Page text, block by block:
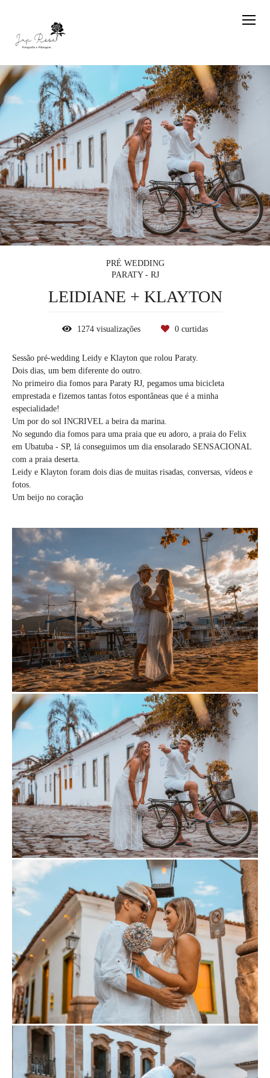
PRÉ WEDDING
PARATY - RJ
LEIDIANE + KLAYTON
1274 visualizações 0 curtidas
Sessão pré-wedding Leidy e Klayton que rolou Paraty.
Dois dias, um bem diferente do outro.
No primeiro dia fomos para Paraty RJ, pegamos uma bicicleta
emprestada e fizemos tantas fotos espontâneas que é a minha
especialidade!
Um por do sol INCRIVEL a beira da marina.
No segundo dia fomos para uma praia que eu adoro, a praia do Felix
em Ubatuba - SP, lá conseguimos um dia ensolarado SENSACIONAL
com a praia deserta.
Leidy e Klayton foram dois dias de muitas risadas, conversas, vídeos e
fotos.
Um beijo no coração